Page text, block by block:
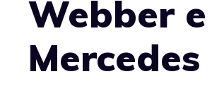
Webber
Mercedes